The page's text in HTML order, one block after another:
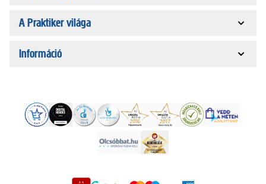
A Praktiker világa
Információ